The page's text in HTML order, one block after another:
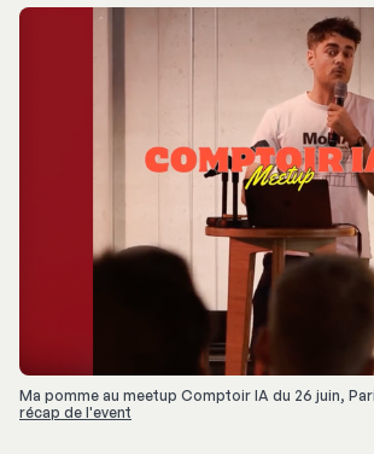
Ma pomme au meetup Comptoir IA du 26 juin,
récap de l'event